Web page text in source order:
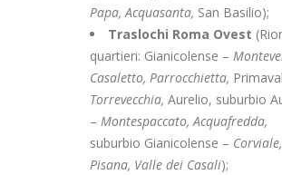
Papa, Acquasanta, San Basilio);
Traslochi Roma Ovest
quartieri: Gianicolense –
Casaletto, Parrocchietta,
Torrevecchia, Aurelio, suburbio
– Montespaccato, Acquafredda,
suburbio Gianicolense – Corviale,
Pisana, Valle dei Casali);